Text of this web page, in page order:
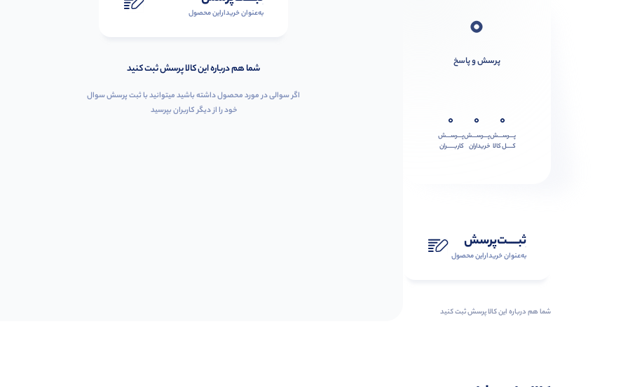
0
پرسش و پاسخ
0
پـــرســـش
کــــل کالا
0
پـــرســـش
خریداران
0
پـــرســـش
کاربـــــران
ثبـــــت‌پرسش
به‌عنوان ‌خریدار‌این‌ محصول
شما هم درباره این کالا پرسش ثبت کنید
به‌عنوان ‌خریدار‌این‌ محصول
شما هم درباره این کالا پرسش ثبت کنید
اگر سوالی در مورد محصول داشته باشید میتوانید با ثبت پرسش سوال
خود را از دیگر کاربران بپرسید